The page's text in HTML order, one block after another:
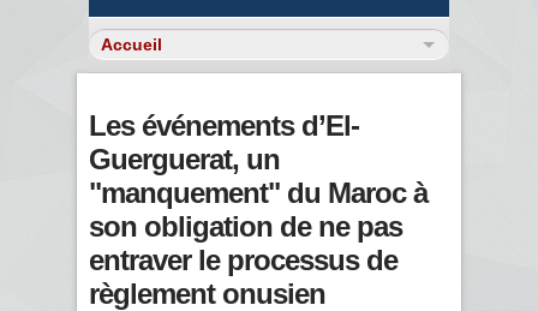
Les événements d’El-
Guerguerat, un
"manquement" du Maroc à
son obligation de ne pas
entraver le processus de
règlement onusien